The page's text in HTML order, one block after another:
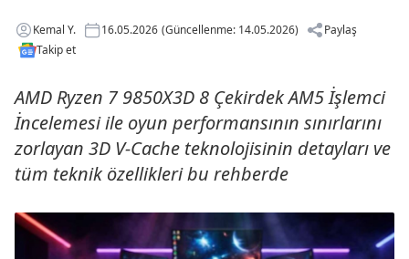
Kemal Y. 16.05.2026 (Güncellenme: 14.05.2026)
Paylaş
Takip et
AMD Ryzen 7 9850X3D 8 Çekirdek AM5 İşlemci
İncelemesi ile oyun performansının sınırlarını
zorlayan 3D V-Cache teknolojisinin detayları ve
tüm teknik özellikleri bu rehberde